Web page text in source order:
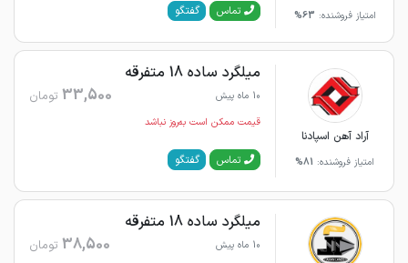
امتیاز فروشنده: 63% تماس گفتگو
آراد آهن اسپادنا
امتیاز فروشنده: 81%
میلگرد ساده 18 متفرقه
10 ماه پیش 33,500 تومان
قیمت ممکن است به‌روز نباشد
تماس گفتگو
میلگرد ساده 18 متفرقه
10 ماه پیش 38,500 تومان